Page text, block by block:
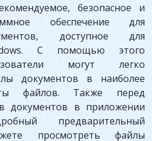
безопасное и
обеспечение для
доступное для
С помощью этого
могут легко
документов в наиболее
файлов. Также перед
документов в приложении
предварительный
просмотреть файлы